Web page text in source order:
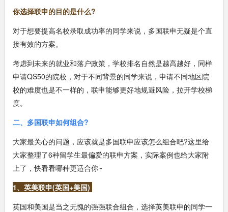
你选择联申的目的是什么?
对于想要提高名校录取成功率的同学来说，多国联申无疑是个直
接有效的方案。
考虑到未来的就业和落户政策，学校排名自然是越高越好，同样
申请QS50的院校，对于不同背景的同学来说，申请不同地区院
校的难度也是不一样的，联申能够更好地规避风险，拉开学校梯
度。
二、多国联申如何组合?
大家最关心的问题，应该就是多国联申应该怎么组合吧?这里给
大家整理了6种留学生最偏爱的联申方案，实际案例也给大家附
上了，快看看哪种更适合你~
1、英美联申(英国+美国)
英国和美国是当之无愧的强强联合组合，选择英美联申的同学一